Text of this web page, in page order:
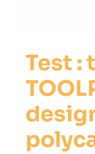
Test :